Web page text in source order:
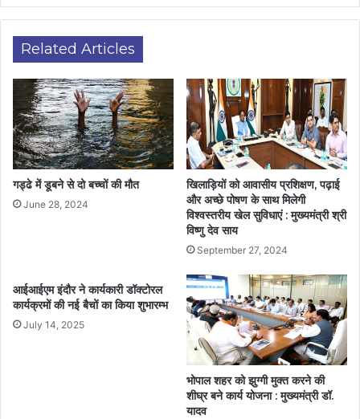
Related Articles
गड्ढे में डूबने से दो बच्चों की मौत
June 28, 2024
खिलाड़ियों को आवासीय प्रशिक्षण, पढ़ाई
और अच्छे पोषण के साथ मिलेगी
विश्वस्तरीय खेल सुविधाएं : मुख्यमंत्री श्री
विष्णु देव साय
September 27, 2024
आईआईएम इंदौर ने कार्यकारी डॉक्टोरल
कार्यक्रमों की नई बैचों का किया शुभारम्भ
July 14, 2025
भोपाल शहर को झुग्गी मुक्त करने की
शीघ्र बने कार्य योजना : मुख्यमंत्री डॉ.
यादव